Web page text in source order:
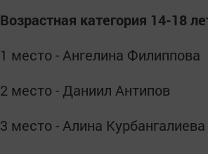
Возрастная категория 14-18
1 место - Ангелина Филиппова
2 место - Даниил Антипов
3 место - Алина Курбангалиева